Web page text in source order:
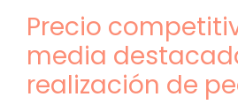
Precio
media
realización de